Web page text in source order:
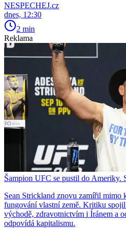
NESPECHEJ.cz
dnes, 12:30
2 min
Reklama
Šampion UFC se pustil do Ameriky.
Sean Strickland znovu zamířil mimo
fungování vlastní země. Kritiku
východě, zdravotnictvím i Íránem a
odpovídá kapitalismu.